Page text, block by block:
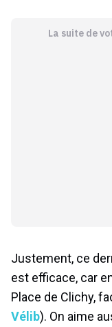
La suite de
Justement, ce
est efficace, car
Place de Clichy,
Vélib). On aime